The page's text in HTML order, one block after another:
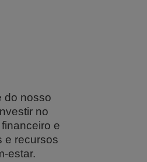
do nosso
no
e
e recursos
estar.